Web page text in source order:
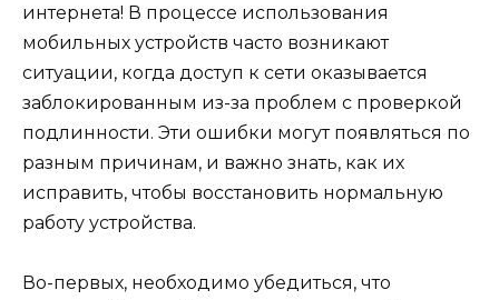
интернета! В процессе использования
мобильных устройств часто возникают
ситуации, когда доступ к сети оказывается
заблокированным из-за проблем с проверкой
подлинности. Эти ошибки могут появляться по
разным причинам, и важно знать, как их
исправить, чтобы восстановить нормальную
работу устройства.
Во-первых, необходимо убедиться, что